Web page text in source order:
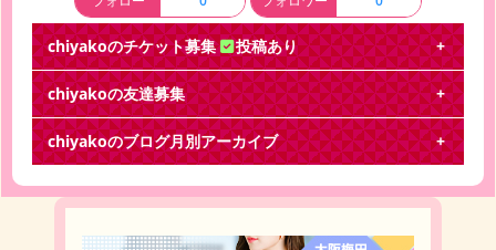
chiyakoのチケット募集 投稿あり
キンプリ
King & PrinceFirstConcertTour2018 ?交換を探して
います。
chiyakoの友達募集
chiyakoのブログ月別アーカイブ